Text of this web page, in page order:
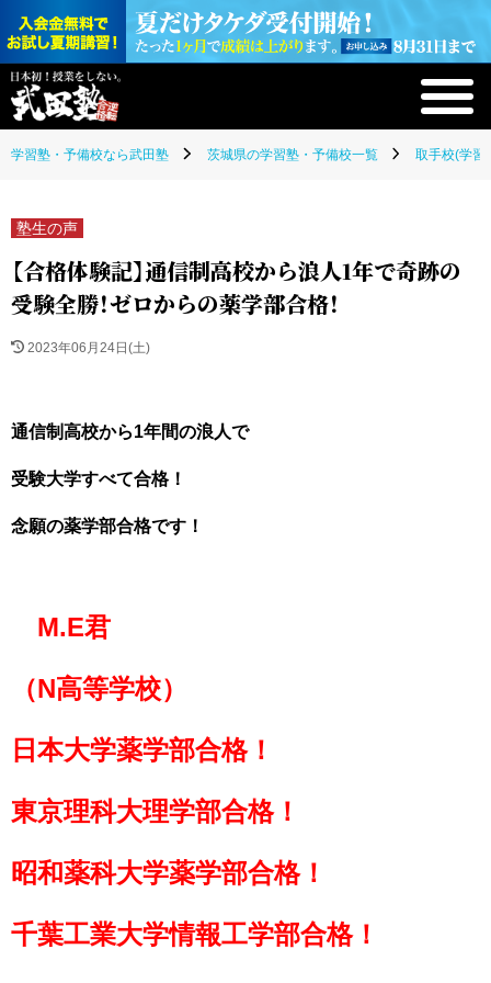
学習塾・予備校なら武田塾 茨城県の学習塾・予備校一覧 取手校(学習
塾生の声
【合格体験記】通信制高校から浪人1年で奇跡の
受験全勝！ゼロからの薬学部合格！
2023年06月24日(土)
通信制高校から1年間の浪人で
受験大学すべて合格！
念願の薬学部合格です！
M.E君
（N高等学校）
日本大学薬学部合格！
東京理科大理学部合格！
昭和薬科大学薬学部合格！
千葉工業大学情報工学部合格！